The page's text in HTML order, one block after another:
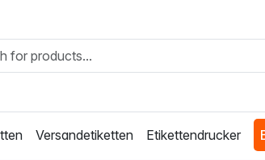
Versandetiketten Etikettendrucker